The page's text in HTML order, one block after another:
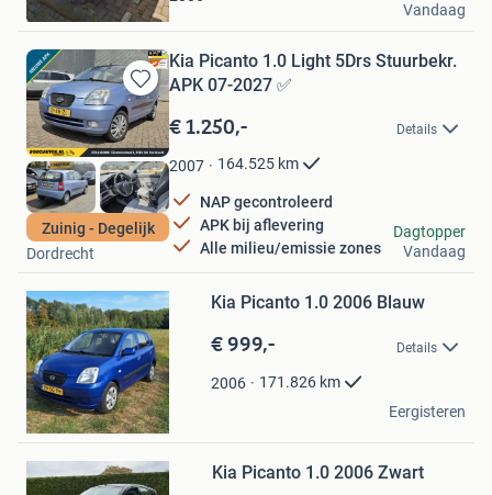
Rotterdam
Vandaag
Bewaren
in
Mijn
Favorieten
Zuinig - Degelijk
Kia Picanto 1.0 Light 5Drs Stuurbekr.
APK 07-2027 ✅
€ 1.250,- Details
2007 164.525 km
NAP gecontroleerd
APK bij aflevering
Alle milieu/emissie zones
Rodo Auto's
Dordrecht
Dagtopper
Vandaag
in
Mijn
Favorieten
Kia Picanto 1.0 2006 Blauw
€ 999,- Details
2006 171.826 km
Elize Bakker
Goes
Eergisteren
Bewaren
Mijn
Favorieten
Kia Picanto 1.0 2006 Zwart